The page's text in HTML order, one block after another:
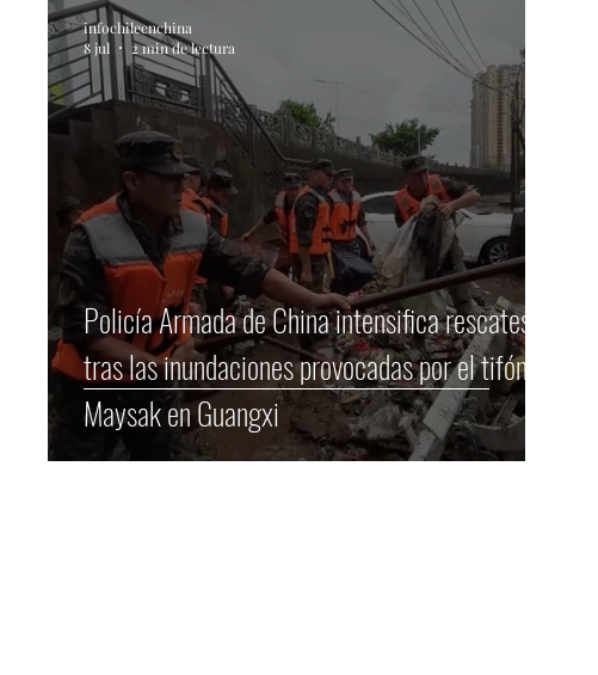
Policía Armada de China intensifica rescates
tras las inundaciones provocadas por el tifón
Maysak en Guangxi
infochileenchina
8 jul
2 min de lectura